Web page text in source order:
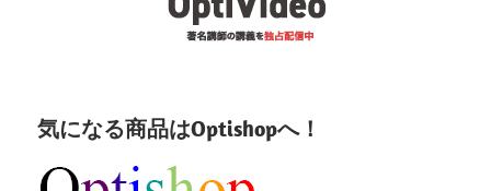
気になる商品はOptishopへ！